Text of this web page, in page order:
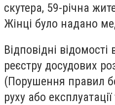
скутера, 59-річна
Жінці було надано
Відповідні
реєстру досудових
(Порушення правил
руху або